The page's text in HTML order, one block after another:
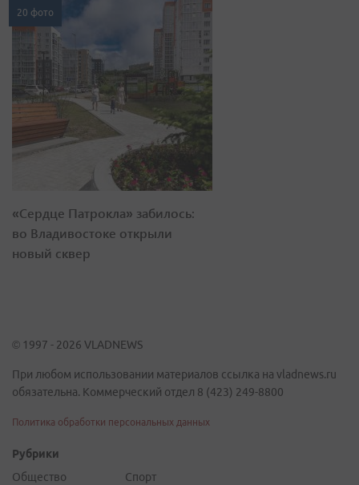
20 фото
«Сердце Патрокла» забилось:
во Владивостоке открыли
новый сквер
© 1997 - 2026 VLADNEWS
При любом использовании материалов ссылка на vladnews.ru
обязательна. Коммерческий отдел 8 (423) 249-8800
Политика обработки персональных данных
Рубрики
Общество
Спорт